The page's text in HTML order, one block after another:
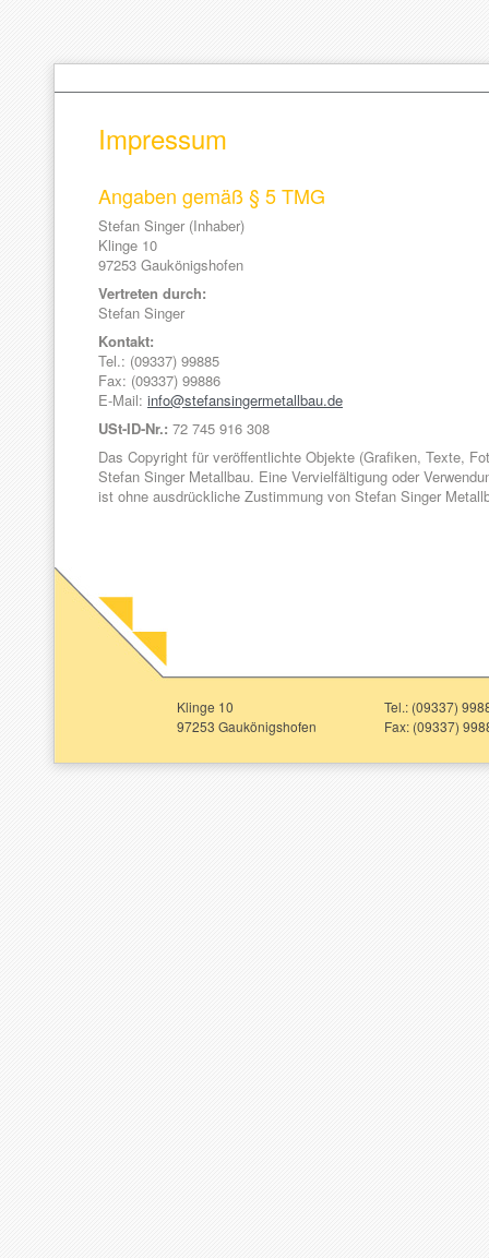
Impressum
Angaben gemäß § 5 TMG
Stefan Singer (Inhaber)
Klinge 10
97253 Gaukönigshofen
Vertreten durch:
Stefan Singer
Kontakt:
Tel.: (09337) 99885
Fax: (09337) 99886
E-Mail: info@stefansingermetallbau.de
USt-ID-Nr.: 72 745 916 308
Das Copyright für veröffentlichte Objekte (Grafiken, Texte,
Stefan Singer Metallbau. Eine Vervielfältigung oder
ist ohne ausdrückliche Zustimmung von Stefan Singer
Klinge 10
97253 Gaukönigshofen
Tel.: (09337)
Fax: (09337)